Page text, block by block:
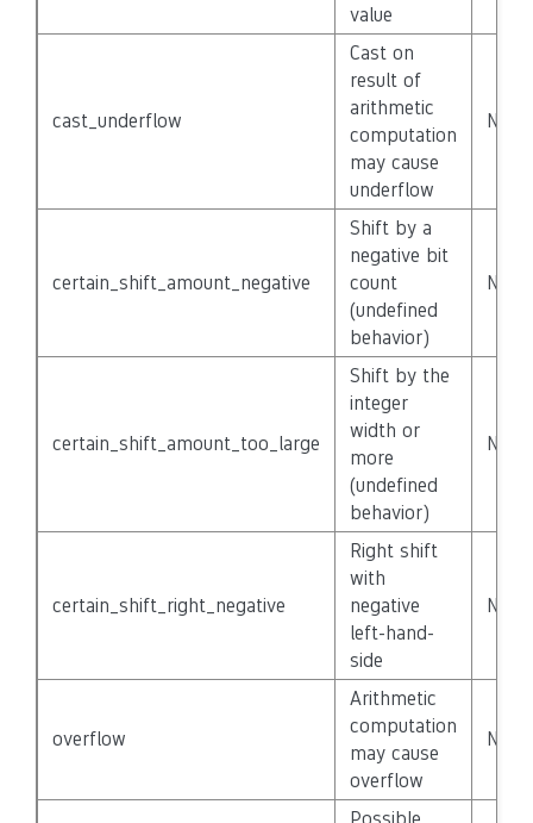
value
cast_underflow
Cast on
result of
arithmetic
computation
may cause
underflow
None
certain_shift_amount_negative
Shift by a
negative bit
count
(undefined
behavior)
None
certain_shift_amount_too_large
Shift by the
integer
width or
more
(undefined
behavior)
None
certain_shift_right_negative
Right shift
with
negative
left-hand-
side
None
overflow
Arithmetic
computation
may cause
overflow
None